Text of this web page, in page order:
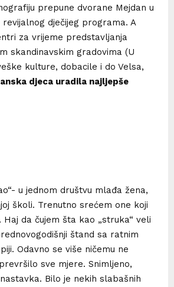
prepune dvorane Mejdan u
dječijeg programa. A
za vrijeme predstavljanja
skandinavskim gradovima (U
kulture, dobacile i do Velsa,
djeca uradila najljepše
u jednom društvu mlađa žena,
školi. Trenutno srećem one koji
Haj da čujem šta kao „struka“ veli
štand sa ratnim
Odavno se više ničemu ne
sve mjere. Snimljeno,
Bilo je nekih slabašnih